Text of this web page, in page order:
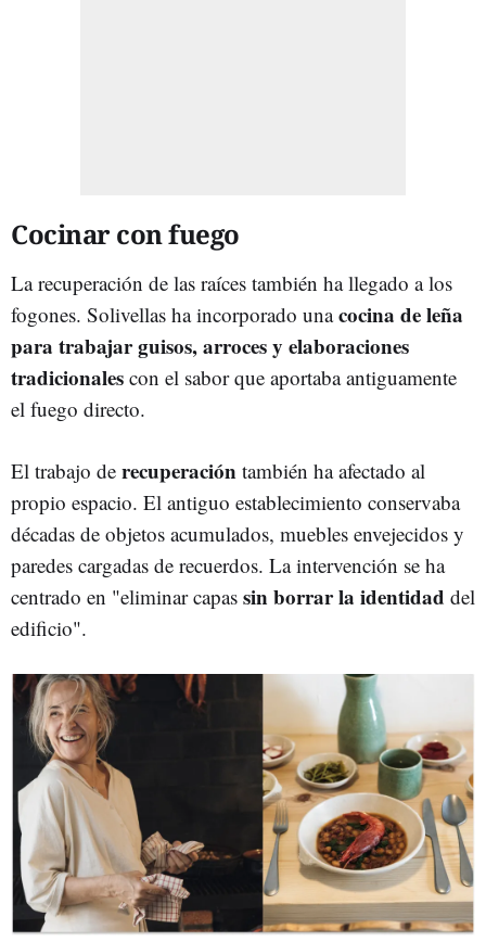
Cocinar con fuego
La recuperación de las raíces también ha llegado a los
fogones. Solivellas ha incorporado unacocina de leña
para trabajar guisos, arroces y elaboraciones
tradicionales con el sabor que aportaba antiguamente
el fuego directo.
El trabajo de recuperación también ha afectado al
propio espacio. El antiguo establecimiento conservaba
décadas de objetos acumulados, muebles envejecidos y
paredes cargadas de recuerdos. La intervención se ha
centrado en "eliminar capas sin borrar la identidad del
edificio".